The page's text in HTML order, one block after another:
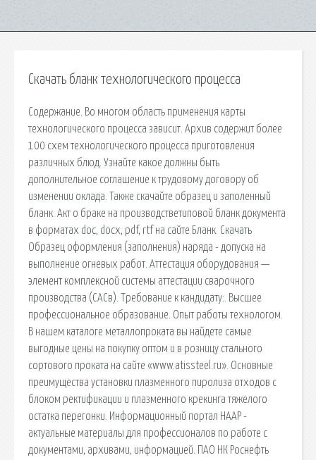
Скачать бланк технологического процесса
Содержание. Во многом область применения карты
технологического процесса зависит. Архив содержит более
100 схем технологического процесса приготовления
различных блюд. Узнайте какое должны быть
дополнительное соглашение к трудовому договору об
изменении оклада. Также скачайте образец и заполенный
бланк. Акт о браке на производстветиповой бланк документа
в форматах doc, docx, pdf, rtf на сайте Бланк. Скачать
Образец оформления (заполнения) наряда - допуска на
выполнение огневых работ. Аттестация оборудования —
элемент комплексной системы аттестации сварочного
производства (САСв). Требование к кандидату:. Высшее
профессиональное образование. Опыт работы технологом.
В нашем каталоге металлопроката вы найдете самые
выгодные цены на покупку оптом и в розницу стального
сортового проката на сайте «www.atissteel.ru». Основные
преимущества установки плазменного пиролиза отходов с
блоком ректификации и плазменного крекинга тяжелого
остатка перегонки. Информационный портал НААР -
актуальные материалы для профессионалов по работе с
документами, архивами, информацией. ПАО НК Роснефть